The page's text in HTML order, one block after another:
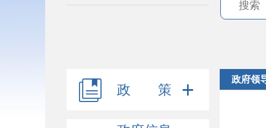
政 策
政府领